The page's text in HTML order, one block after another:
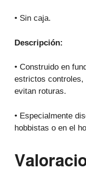
• Sin caja.
Descripción:
• Construido en
estrictos controles,
evitan roturas.
• Especialmente
hobbistas o en el